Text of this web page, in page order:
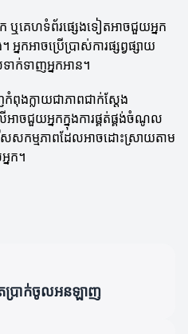
លុក ឬគេហទំព័រផ្សេងទៀតអាចជួយអ្នក
នកអាចប្រើប្រាស់ការផ្សព្វផ្សាយ
ាក់ទាញអ្នកអាន។
ពុងក្លាយជាភាពជាក់ស្តែង
ាចជួយអ្នកក្នុងការផ្គត់ផ្គង់ចំណូល
សសកម្មភាពដែលអាចដោះស្រាយតាម
ក។
តប្រាក់ចូលអនឡាញ